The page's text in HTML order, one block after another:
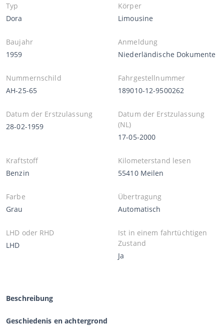
Typ
Dora
Körper
Limousine
Baujahr
1959
Anmeldung
Niederländische Dokumente
Nummernschild
AH-25-65
Fahrgestellnummer
189010-12-9500262
Datum der Erstzulassung
28-02-1959
Datum der Erstzulassung
(NL)
17-05-2000
Kraftstoff
Benzin
Kilometerstand lesen
55410 Meilen
Farbe
Grau
Übertragung
Automatisch
LHD oder RHD
LHD
Ist in einem fahrtüchtigen
Zustand
Ja
Beschreibung
Geschiedenis en achtergrond